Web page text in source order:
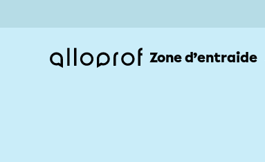
Zone d’entraide